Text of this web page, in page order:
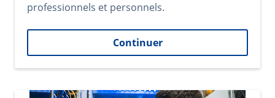
professionnels et personnels.
Continuer